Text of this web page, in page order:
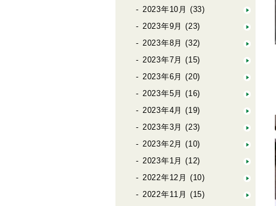
2023年10月 (33)
2023年9月 (23)
2023年8月 (32)
2023年7月 (15)
2023年6月 (20)
2023年5月 (16)
2023年4月 (19)
2023年3月 (23)
2023年2月 (10)
2023年1月 (12)
2022年12月 (10)
2022年11月 (15)